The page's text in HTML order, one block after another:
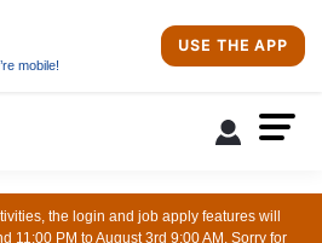
mobile!
USE THE APP
the login and job apply features will
11:00 PM to August 3rd 9:00 AM. Sorry for